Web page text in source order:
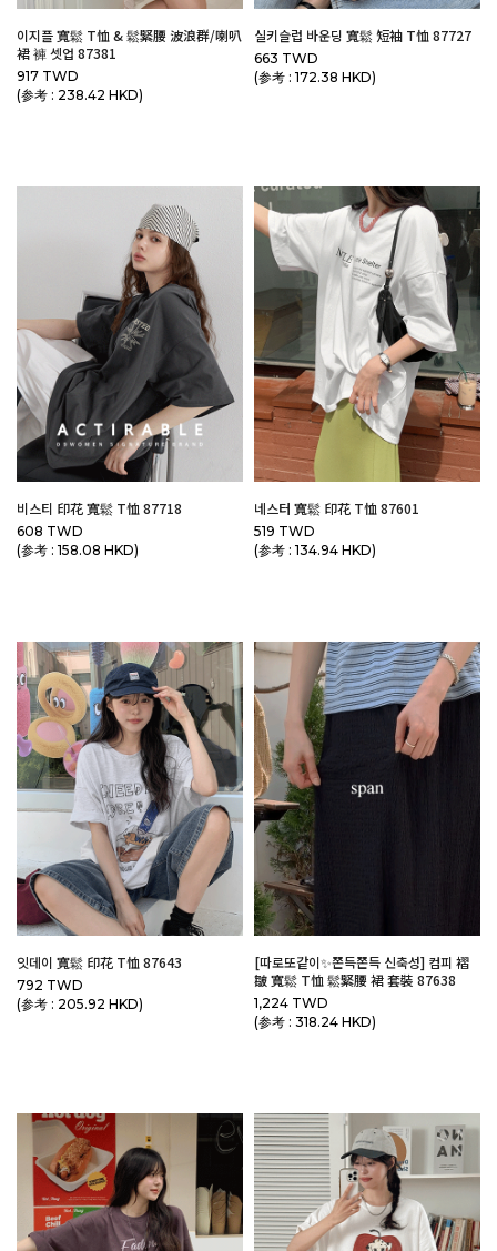
이지플 寬鬆 T恤 & 鬆緊腰 波浪群/喇叭
裙 褲 셋업 87381
917 TWD
(参考 : 238.42 HKD)
실키슬럽 바운딩 寬鬆 短袖 T恤 87727
663 TWD
(参考 : 172.38 HKD)
비스티 印花 寬鬆 T恤 87718
608 TWD
(参考 : 158.08 HKD)
네스터 寬鬆 印花 T恤 87601
519 TWD
(参考 : 134.94 HKD)
잇데이 寬鬆 印花 T恤 87643
792 TWD
(参考 : 205.92 HKD)
[따로또같이✨쫀득쫀득 신축성] 컴피 褶
皺 寬鬆 T恤 鬆緊腰 裙 套裝 87638
1,224 TWD
(参考 : 318.24 HKD)